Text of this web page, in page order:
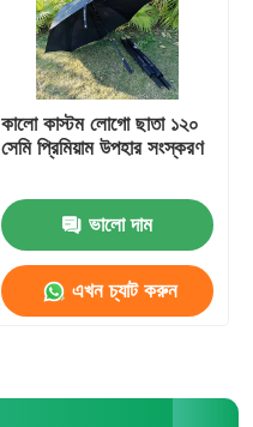
কালো কাস্টম লোগো ছাতা ১২০
সেমি প্রিমিয়াম উপহার সংস্করণ
ভালো দাম
এখন চ্যাট করুন